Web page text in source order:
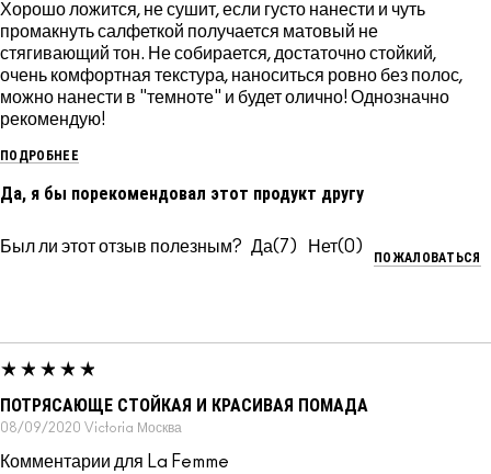
Хорошо ложится, не сушит, если густо нанести и чуть
промакнуть салфеткой получается матовый не
стягивающий тон. Не собирается, достаточно стойкий,
очень комфортная текстура, наноситься ровно без полос,
можно нанести в "темноте" и будет олично! Однозначно
рекомендую!
ПОДРОБНЕЕ
Да, я бы порекомендовал этот продукт другу
Был ли этот отзыв полезным? 7 0
ПОЖАЛОВАТЬСЯ
ПОТРЯСАЮЩЕ СТОЙКАЯ И КРАСИВАЯ ПОМАДА
08/09/2020 Victoria Москва
Комментарии для La Femme